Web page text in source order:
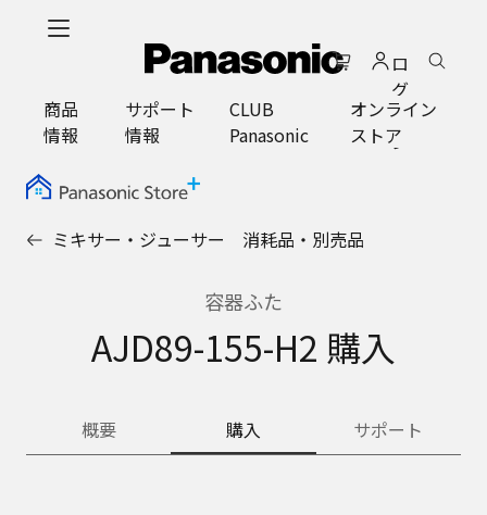
ロ
グ
イ
ン
商品
情報
サポート
情報
CLUB
Panasonic
オンライン
ストア
ミキサー・ジューサー 消耗品・別売品
容器ふた
AJD89-155-H2 購入
概要 購入 サポート